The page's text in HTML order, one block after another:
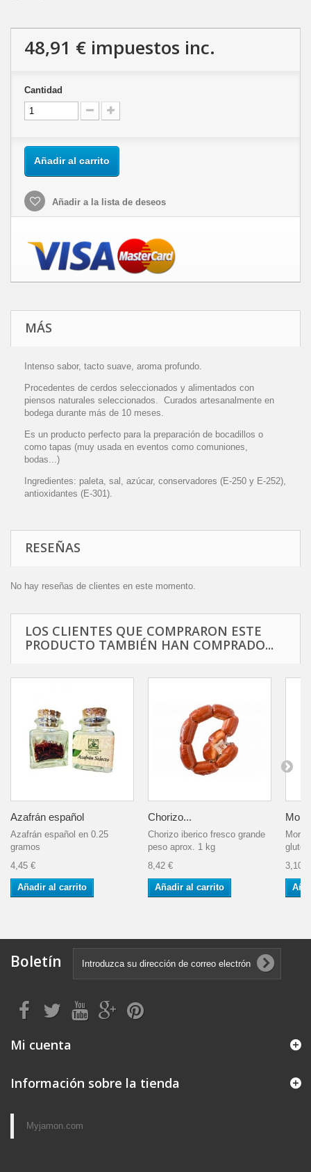
48,91 € impuestos inc.
Cantidad
Añadir al carrito
Añadir a la lista de deseos
MÁS
Intenso sabor, tacto suave, aroma profundo.
Procedentes de cerdos seleccionados y alimentados con
piensos naturales seleccionados. Curados artesanalmente en
bodega durante más de 10 meses.
Es un producto perfecto para la preparación de bocadillos o
como tapas (muy usada en eventos como comuniones,
bodas...)
Ingredientes: paleta, sal, azúcar, conservadores (E-250 y E-252),
antioxidantes (E-301).
RESEÑAS
No hay reseñas de clientes en este momento.
LOS CLIENTES QUE COMPRARON ESTE
PRODUCTO TAMBIÉN HAN COMPRADO...
Azafrán español
Azafrán español en 0.25
gramos
4,45 €
Añadir al carrito
Chorizo...
Chorizo iberico fresco grande
peso aprox. 1 kg
8,42 €
Añadir al carrito
3,10 €
Boletín
Mi cuenta
Información sobre la tienda
Myjamon.com